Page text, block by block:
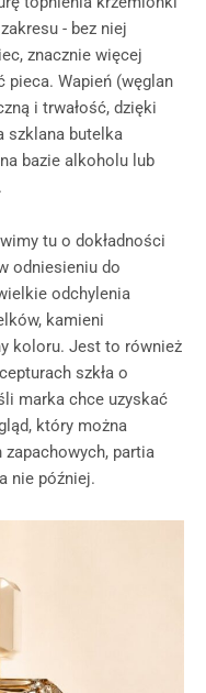
- bez niej
znacznie więcej
pieca. Wapień (węglan
i trwałość, dzięki
szklana butelka
bazie alkoholu lub
tu o dokładności
odniesieniu do
odchylenia
kamieni
koloru. Jest to również
szkła o
marka chce uzyskać
który można
partia
nie później.